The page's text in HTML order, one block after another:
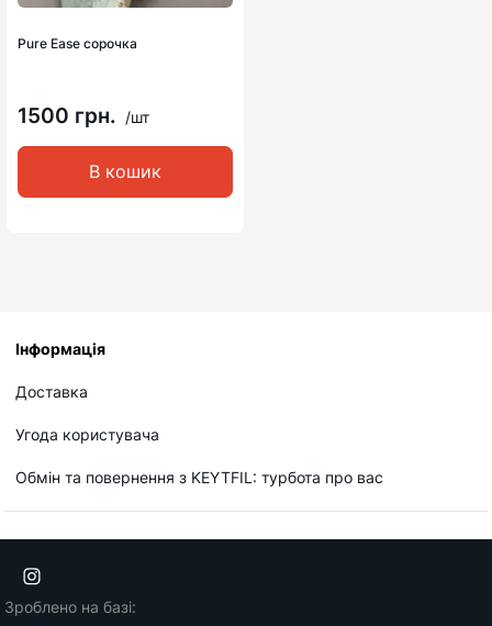
Pure Ease сорочка
1500 грн. /шт
В кошик
Інформація
Доставка
Угода користувача
Обмін та повернення з KEYTFIL: турбота про вас
Зроблено на базі: